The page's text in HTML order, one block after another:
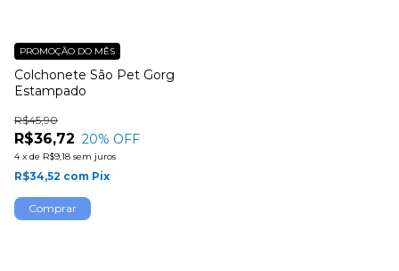
Colchonete São Pet Gorg
Estampado
R$36,72
R$45,90
20% OFF
4 x de R$9,18 sem juros
PROMOÇÃO DO MÊS
R$34,52 com Pix